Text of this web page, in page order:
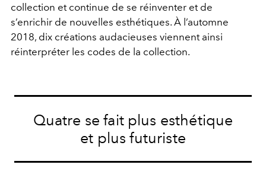
collection et continue de se réinventer et de
s’enrichir de nouvelles esthétiques. À l’automne
2018, dix créations audacieuses viennent ainsi
réinterpréter les codes de la collection.
Quatre se fait plus esthétique
et plus futuriste